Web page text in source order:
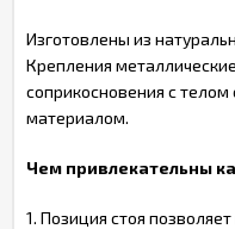
Изготовлены из
Крепления
соприкосновения с
материалом.
Чем привлекательны
1. Позиция стоя